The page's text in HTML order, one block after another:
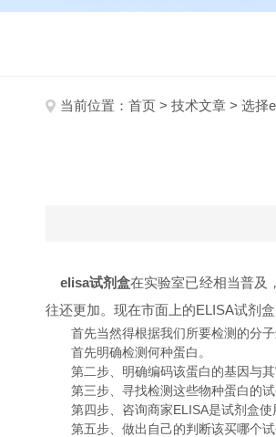
当前位置： 首页 > 技术文章 > 选择
elisa试剂盒在实验室已经相当普及
往还更加。现在市面上的ELISA试剂
首先当然得根据我们所要检测的分子
首先明确检测何种蛋白。
第二步、明确编码该蛋白的基因与其
第三步、寻找检测这些物种蛋白的试
第四步、咨询商家ELISA是试剂盒使
第五步、做出自己的判断该买哪个试